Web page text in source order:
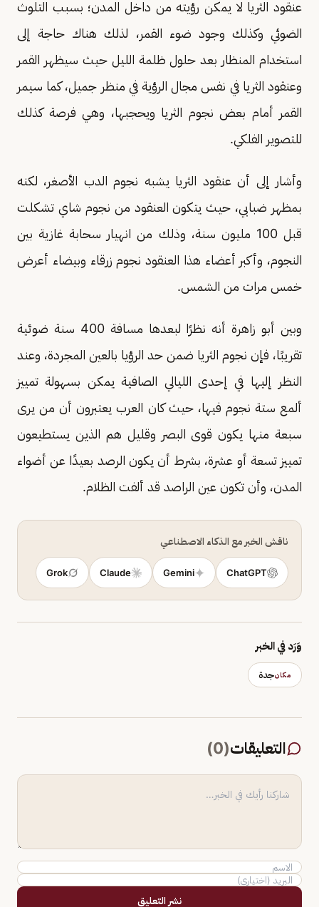
عنقود الثريا لا يمكن رؤيته من داخل المدن؛ بسبب التلوث
الضوئي وكذلك وجود ضوء القمر، لذلك هناك حاجة إلى
استخدام المنظار بعد حلول ظلمة الليل حيث سيظهر القمر
وعنقود الثريا في نفس مجال الرؤية في منظر جميل، كما سيمر
القمر أمام بعض نجوم الثريا ويحجبها، وهي فرصة كذلك
للتصوير الفلكي.
وأشار إلى أن عنقود الثريا يشبه نجوم الدب الأصغر، لكنه
بمظهر ضبابي، حيث يتكون العنقود من نجوم شاي تشكلت
قبل 100 مليون سنة، وذلك من انهيار سحابة غازية بين
النجوم، وأكبر أعضاء هذا العنقود نجوم زرقاء وبيضاء أعرض
خمس مرات من الشمس.
وبين أبو زاهرة أنه نظرًا لبعدها مسافة 400 سنة ضوئية
تقريبًا، فإن نجوم الثريا ضمن حد الرؤيا بالعين المجردة، وعند
النظر إليها في إحدى الليالي الصافية يمكن بسهولة تمييز
ألمع ستة نجوم فيها، حيث كان العرب يعتبرون أن من يرى
سبعة منها يكون قوى البصر وقليل هم الذين يستطيعون
تمييز تسعة أو عشرة، بشرط أن يكون الرصد بعيدًا عن أضواء
المدن، وأن تكون عين الراصد قد ألفت الظلام.
ناقش الخبر مع الذكاء الاصطناعي
ChatGPT
Gemini
Claude
Grok
وَرَد في الخبر
مكانجدة
التعليقات(
0
)
نشر التعليق